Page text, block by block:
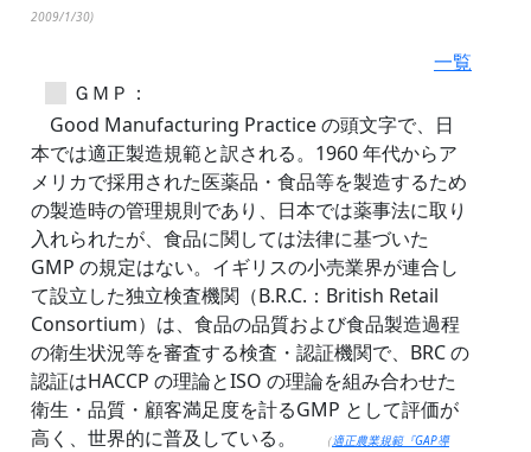
2009/1/30)
一覧
ＧＭＰ：
Good Manufacturing Practice の頭文字で、日
本では適正製造規範と訳される。1960 年代からア
メリカで採用された医薬品・食品等を製造するため
の製造時の管理規則であり、日本では薬事法に取り
入れられたが、食品に関しては法律に基づいた
GMP の規定はない。イギリスの小売業界が連合し
て設立した独立検査機関（B.R.C.：British Retail
Consortium）は、食品の品質および食品製造過程
の衛生状況等を審査する検査・認証機関で、BRC の
認証はHACCP の理論とISO の理論を組み合わせた
衛生・品質・顧客満足度を計るGMP として評価が
高く、世界的に普及している。
（適正農業規範『GAP導